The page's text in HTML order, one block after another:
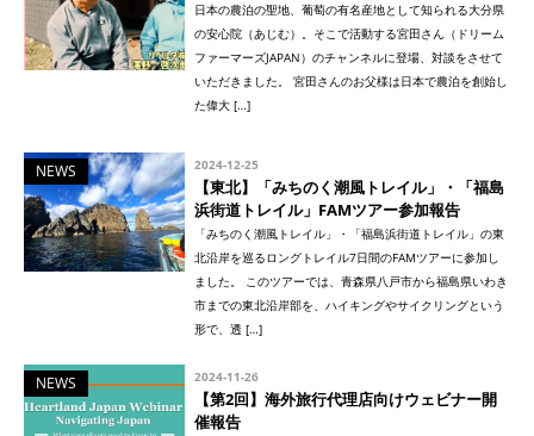
日本の農泊の聖地、葡萄の有名産地として知られる大分県
の安心院（あじむ）。そこで活動する宮田さん（ドリーム
ファーマーズJAPAN）のチャンネルに登場、対談をさせて
いただきました。 宮田さんのお父様は日本で農泊を創始し
た偉大 […]
NEWS 2024-12-25
【東北】「みちのく潮風トレイル」・「福島
浜街道トレイル」FAMツアー参加報告
「みちのく潮風トレイル」・「福島浜街道トレイル」の東
北沿岸を巡るロングトレイル7日間のFAMツアーに参加し
ました。 このツアーでは、青森県八戸市から福島県いわき
市までの東北沿岸部を、ハイキングやサイクリングという
形で、透 […]
NEWS 2024-11-26
【第2回】海外旅行代理店向けウェビナー開
催報告